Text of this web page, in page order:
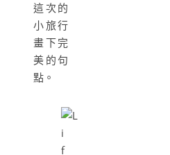
這次的
小旅行
畫下完
美的句
點。